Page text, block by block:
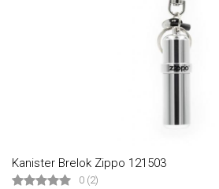
Kanister Brelok Zippo 121503
0 (2)